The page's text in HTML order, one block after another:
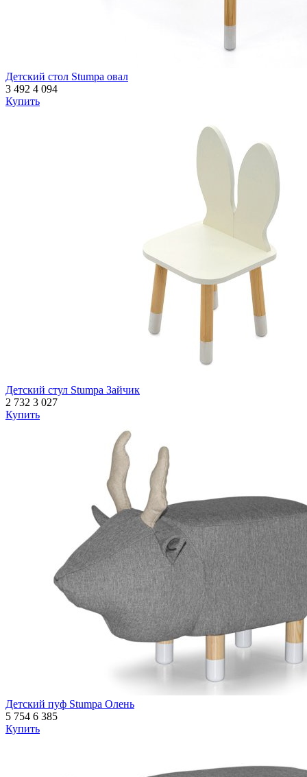
Детский стол Stumpa овал
3 492 4 094
Купить
Детский стул Stumpa Зайчик
2 732 3 027
Купить
Детский пуф Stumpa Олень
5 754 6 385
Купить